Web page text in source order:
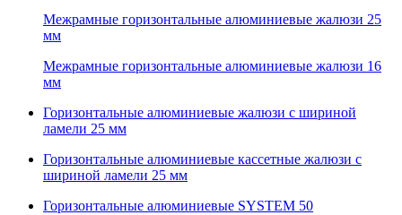
Межрамные горизонтальные алюминиевые жалюзи 25
мм
Межрамные горизонтальные алюминиевые жалюзи 16
мм
Горизонтальные алюминиевые жалюзи с шириной
ламели 25 мм
Горизонтальные алюминиевые кассетные жалюзи с
шириной ламели 25 мм
Горизонтальные алюминиевые SYSTEM 50